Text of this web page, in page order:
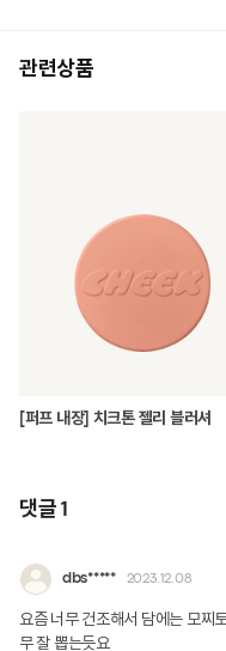
관련상품
[퍼프 내장] 치크톤 젤리 블러셔
댓글 1
dbs***** 2023.12.08
요즘 너무 건조해서 담에는 모찌
무 잘 뽑는듯요